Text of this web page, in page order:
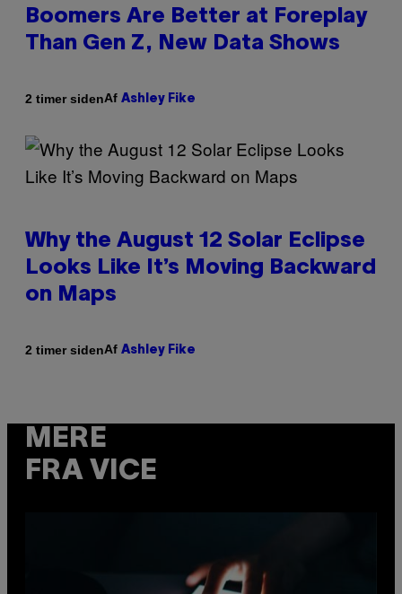
Boomers Are Better at Foreplay
Than Gen Z, New Data Shows
2 timer sidenAf Ashley Fike
Why the August 12 Solar Eclipse
Looks Like It’s Moving Backward
on Maps
2 timer sidenAf Ashley Fike
MERE
FRA VICE